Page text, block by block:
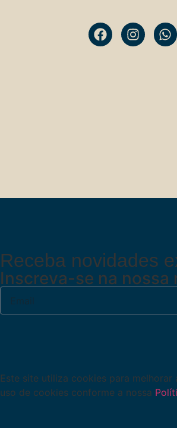
Receba novidades
Inscreva-se na nossa
Este site utiliza cookies para
uso de cookies conforme a nossa